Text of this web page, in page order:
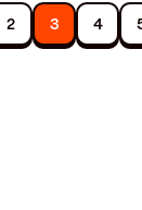
2 3 4